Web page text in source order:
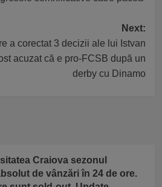
Next:
a corectat 3 decizii ale lui Istvan
acuzat că e pro-FCSB după un
derby cu Dinamo
Craiova sezonul
de vânzări în 24 de ore.